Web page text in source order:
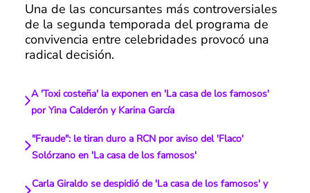
Una de las concursantes más controversiales
de la segunda temporada del programa de
convivencia entre celebridades provocó una
radical decisión.
A 'Toxi costeña' la exponen en 'La casa de los famosos'
por Yina Calderón y Karina García
"Fraude": le tiran duro a RCN por aviso del 'Flaco'
Solórzano en 'La casa de los famosos'
Carla Giraldo se despidió de 'La casa de los famosos' y